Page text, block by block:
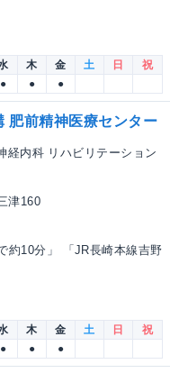
木 金 土 日
祝
● ● ●
肥前精神医療センター
経内科 リハビリテーション
津160
約10分」 「JR長崎本線吉野
木 金 土 日
祝
● ● ●